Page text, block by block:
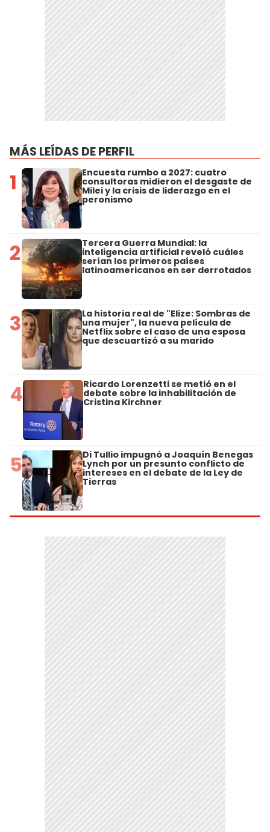
MÁS LEÍDAS DE PERFIL
1 Encuesta rumbo a 2027: cuatro
consultoras midieron el desgaste de
Milei y la crisis de liderazgo en el
peronismo
2 Tercera Guerra Mundial: la
inteligencia artificial reveló cuáles
serían los primeros países
latinoamericanos en ser derrotados
3 La historia real de "Elize: Sombras de
una mujer", la nueva película de
Netflix sobre el caso de una esposa
que descuartizó a su marido
4 Ricardo Lorenzetti se metió en el
debate sobre la inhabilitación de
Cristina Kirchner
5 Di Tullio impugnó a Joaquín Benegas
Lynch por un presunto conflicto de
intereses en el debate de la Ley de
Tierras